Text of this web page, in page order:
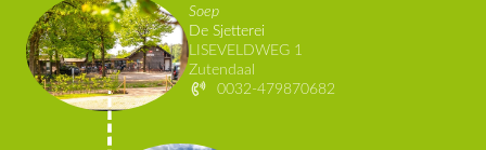
Soep
De Sjetterei
LISEVELDWEG 1
Zutendaal
0032-479870682